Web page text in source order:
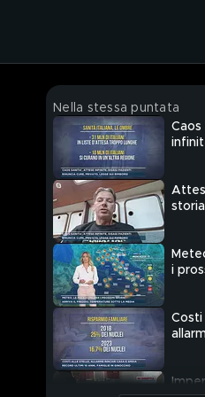
Nella stessa puntata
Caos
i
Costi